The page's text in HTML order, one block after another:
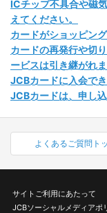
ICチップ不具合や磁
えてください。
カードがショッピン
カードの再発行や切
ービスは引き継がれま
JCBカードに入会で
JCBカードは、申し
よくあるご質問ト
サイトご利用にあたって
JCBソーシャルメディアポ